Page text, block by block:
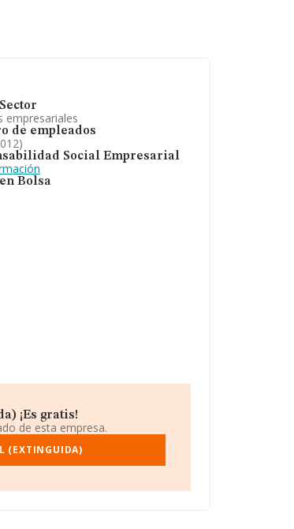
empresariales
de empleados
Social Empresarial
Bolsa
¡Es gratis!
de esta empresa.
(EXTINGUIDA)